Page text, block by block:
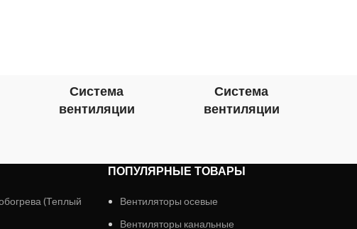
Система
вентиляции
Система
вентиляции
(Теплый
ПОПУЛЯРНЫЕ ТОВАРЫ
Вентиляторы осевые
Вентиляторы канальные